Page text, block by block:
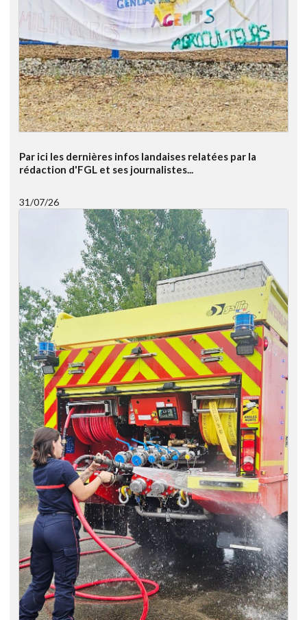
Par ici les dernières infos landaises relatées par la
rédaction d'FGL et ses journalistes...
31/07/26